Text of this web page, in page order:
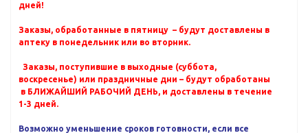
дней!
Заказы, обработанные в пятницу – будут доставлены в
аптеку в понедельник или во вторник.
Заказы, поступившие в выходные (суббота,
воскресенье) или праздничные дни – будут обработаны
в БЛИЖАЙШИЙ РАБОЧИЙ ДЕНЬ, и доставлены в течение
1-3 дней.
Возможно уменьшение сроков готовности, если все